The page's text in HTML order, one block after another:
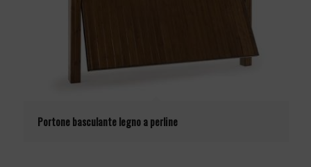
Portone basculante legno a perline